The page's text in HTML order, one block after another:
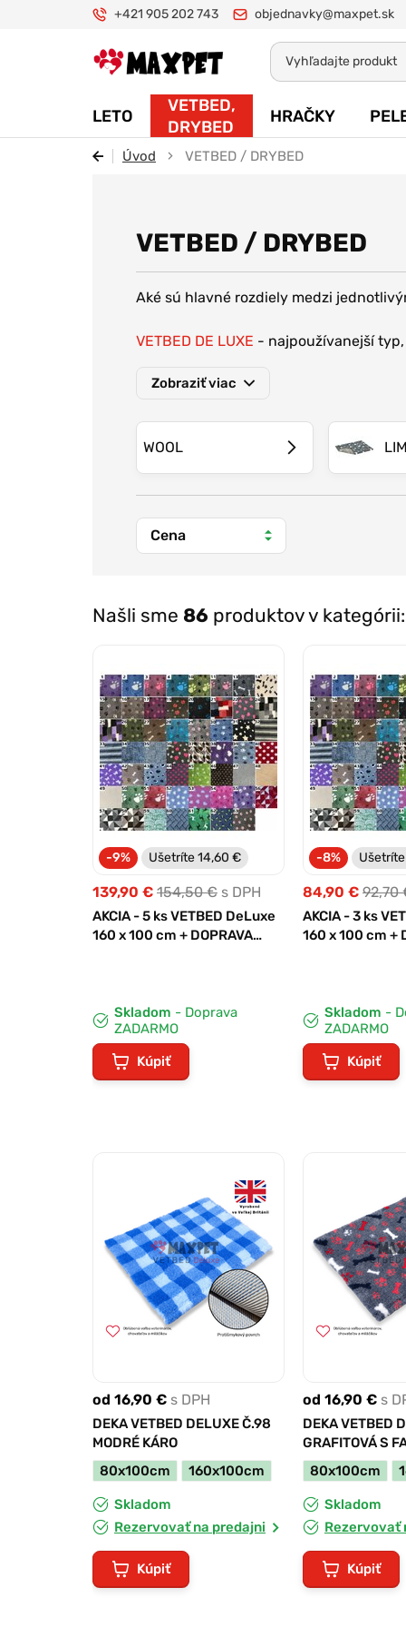
+421 905 202 743 objednavky@maxpet.sk
LETO
VETBED,
DRYBED
HRAČKY
Úvod VETBED / DRYBED
VETBED / DRYBED
Aké sú hlavné rozdiely medzi
VETBED DE LUXE - najpoužívanejší
hustotou 2000g/m2, spodná časť je
VETBED CLASSIC- typ určený pre
výškou vlasu 2cm a nižšou hustotou,
VETBED ORIGINAL - rovnaká výška a
protišmykovú úpravu. je možné ho prať
Zobraziť viac
WOOL
Cena
Našli sme 86 produktov v kategórii:
-9% Ušetríte 14,60 €
154,50 €
139,90 € s DPH
AKCIA - 5 ks VETBED DeLuxe
160 x 100 cm + DOPRAVA
Skladom - Doprava
ZADARMO
Kúpiť
-8%
92,70
84,90 €
AKCIA - 3 ks
160 x 100 cm +
Skladom -
ZADARMO
Kúpiť
od 16,90 € s DPH
DEKA VETBED DELUXE Č.98
MODRÉ KÁRO
80x100cm
160x100cm
Skladom
Rezervovať na predajni
Kúpiť
od 16,90 € s
DEKA VETBED
GRAFITOVÁ S
LABKAMI
80x100cm
Skladom
Rezervovať
Kúpiť